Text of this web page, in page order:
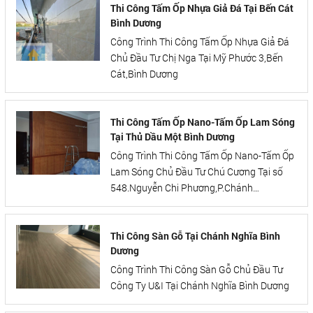
Thi Công Tấm Ốp Nhựa Giả Đá Tại Bến Cát
Bình Dương
Công Trình Thi Công Tấm Ốp Nhựa Giả Đá
Chủ Đầu Tư Chị Nga Tại Mỹ Phước 3,Bến
Cát,Bình Dương
Thi Công Tấm Ốp Nano-Tấm Ốp Lam Sóng
Tại Thủ Dầu Một Bình Dương
Công Trình Thi Công Tấm Ốp Nano-Tấm Ốp
Lam Sóng Chủ Đầu Tư Chú Cương Tại số
548.Nguyễn Chi Phương,P.Chánh
Nghĩa,Thủ Dầu Một,Bình Dương
Thi Công Sàn Gỗ Tại Chánh Nghĩa Bình
Dương
Công Trình Thi Công Sàn Gỗ Chủ Đầu Tư
Công Ty U&I Tại Chánh Nghĩa Bình Dương